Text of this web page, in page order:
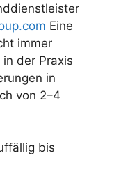
Eine
immer
der Praxis
in
von 2–4
bis